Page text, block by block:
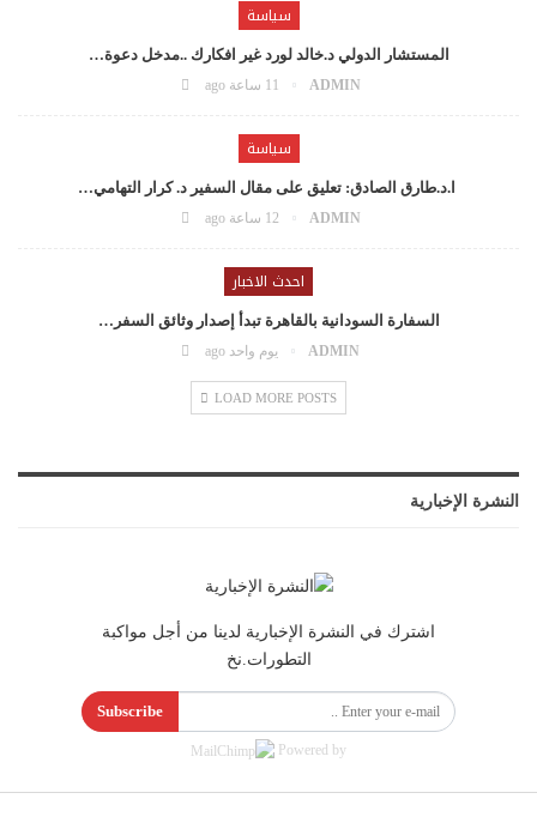
سياسة
المستشار الدولي د.خالد لورد غير افكارك ..مدخل دعوة…
ADMIN 11 ساعة ago
سياسة
ا.د.طارق الصادق: تعليق على مقال السفير د. كرار التهامي…
ADMIN 12 ساعة ago
احدث الاخبار
السفارة السودانية بالقاهرة تبدأ إصدار وثائق السفر…
ADMIN يوم واحد ago
LOAD MORE POSTS
النشرة الإخبارية
اشترك في النشرة الإخبارية لدينا من أجل مواكبة
التطورات.نخ
Subscribe
Powered by